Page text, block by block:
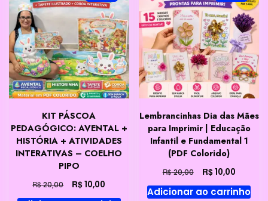
KIT PÁSCOA
PEDAGÓGICO: AVENTAL +
HISTÓRIA + ATIVIDADES
INTERATIVAS – COELHO
PIPO
R$20,00
preço
R$10,00
preço
Lembrancinhas Dia das Mães
para Imprimir | Educação
Infantil e Fundamental 1
(PDF Colorido)
R$20,00
preço
original
R$10,00O
preço
atual
Adicionar ao carrinho